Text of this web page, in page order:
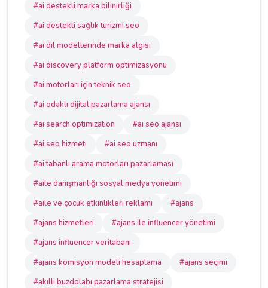
#ai destekli marka bilinirliği
#ai destekli sağlık turizmi seo
#ai dil modellerinde marka algısı
#ai discovery platform optimizasyonu
#ai motorları için teknik seo
#ai odaklı dijital pazarlama ajansı
#ai search optimization
#ai seo ajansı
#ai seo hizmeti
#ai seo uzmanı
#ai tabanlı arama motorları pazarlaması
#aile danışmanlığı sosyal medya yönetimi
#aile ve çocuk etkinlikleri reklamı
#ajans
#ajans hizmetleri
#ajans ile influencer yönetimi
#ajans influencer veritabanı
#ajans komisyon modeli hesaplama
#ajans seçimi
#akıllı buzdolabı pazarlama stratejisi